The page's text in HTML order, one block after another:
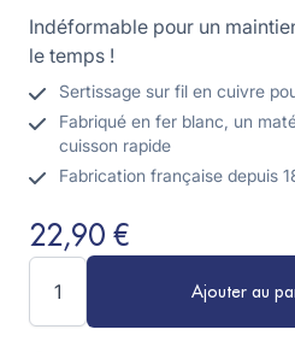
Indéformable pour un
le temps !
Sertissage sur fil en cuivre
Fabriqué en fer blanc, un
cuisson rapide
Fabrication française depuis
22,90 €
Ajouter au